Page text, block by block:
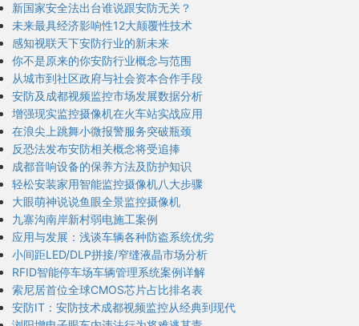
新国家安全法出台谁说跟安防无关？
未来最具经济影响性12大颠覆性技术
感知视联天下安防行业的新未来
你不是原来的你安防行业概念与范围
从城市到社区政府与社会资本合作手段
安防及成都视频监控市场发展数据分析
增强现实监控摄像机在火车站实战应用
在浪尖上跳舞小微报警服务突破瓶颈
反恐法发布安防相关概念将受追捧
成都音响设备的保养方法及防护知识
轻松安装家用智能监控摄像机八大步骤
大眼萌神说说鱼眼全景监控摄像机
九寨沟南岸新村弱电施工案例
应用与发展：浅谈车辆各种防盗系统优劣
小间距LED/DLP拼接/窄缝液晶市场分析
RFID智能停车场车辆管理系统案例详解
索尼居首位全球CMOS芯片占比排名表
安防IT：安防技术成都视频监控从经典到现代